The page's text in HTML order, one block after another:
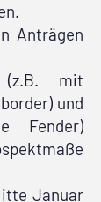
Anträgen
mit
und
Fender)
Januar